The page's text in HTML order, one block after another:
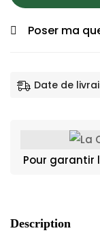
Poser ma
Date de
Pour garantir
Description